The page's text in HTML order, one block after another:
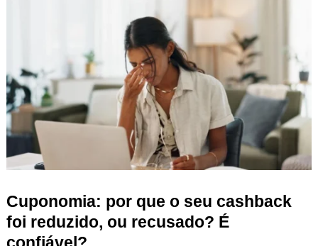
Cuponomia: por que o seu cashback
foi reduzido, ou recusado? É